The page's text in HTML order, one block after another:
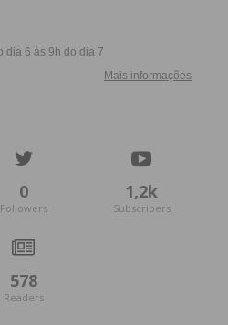
0
Followers
1,2k
Subscribers
578
Readers